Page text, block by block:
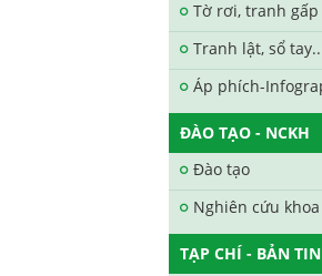
Tờ rơi, tranh gấp
Tranh lật, sổ
Áp phích-
ĐÀO TẠO - NCKH
Đào tạo
Nghiên cứu
TẠP CHÍ - BẢN TIN